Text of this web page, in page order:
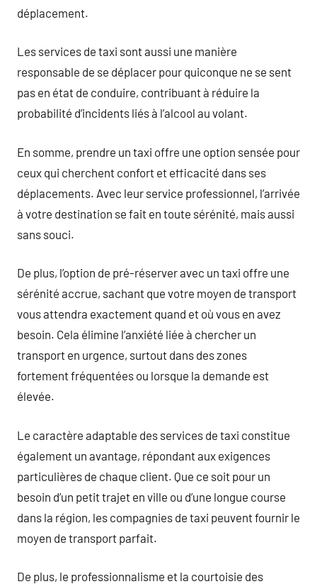
déplacement.
Les services de taxi sont aussi une manière
responsable de se déplacer pour quiconque ne se sent
pas en état de conduire, contribuant à réduire la
probabilité d’incidents liés à l’alcool au volant.
En somme, prendre un taxi offre une option sensée pour
ceux qui cherchent confort et efficacité dans ses
déplacements. Avec leur service professionnel, l’arrivée
à votre destination se fait en toute sérénité, mais aussi
sans souci.
De plus, l’option de pré-réserver avec un taxi offre une
sérénité accrue, sachant que votre moyen de transport
vous attendra exactement quand et où vous en avez
besoin. Cela élimine l’anxiété liée à chercher un
transport en urgence, surtout dans des zones
fortement fréquentées ou lorsque la demande est
élevée.
Le caractère adaptable des services de taxi constitue
également un avantage, répondant aux exigences
particulières de chaque client. Que ce soit pour un
besoin d’un petit trajet en ville ou d’une longue course
dans la région, les compagnies de taxi peuvent fournir le
moyen de transport parfait.
De plus, le professionnalisme et la courtoisie des